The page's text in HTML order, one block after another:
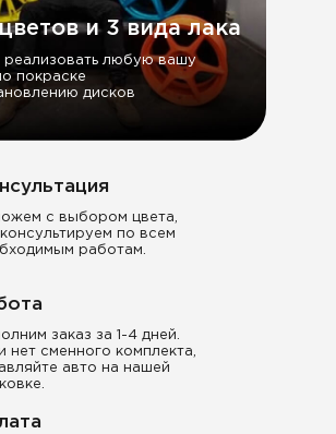
и 3 вида лака
любую вашу
покраске
дисков
с выбором цвета,
по всем
работам.
заказ за 1-4 дней.
нет сменного комплекта,
авто на нашей